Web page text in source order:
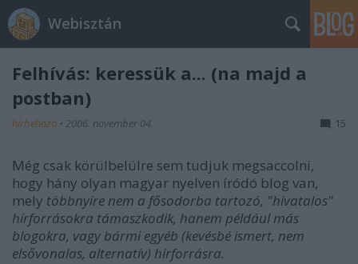
Webisztán
Felhívás: keressük a... (na majd a
postban)
hírbehozó • 2006. november 04. 15
Még csak körülbelülre sem tudjuk megsaccolni,
hogy hány olyan magyar nyelven íródó blog van,
mely többnyire nem a fősodorba tartozó, "hivatalos"
hírforrásokra támaszkodik, hanem például más
blogokra, vagy bármi egyéb (kevésbé ismert, nem
elsővonalas, alternatív) hírforrásra.